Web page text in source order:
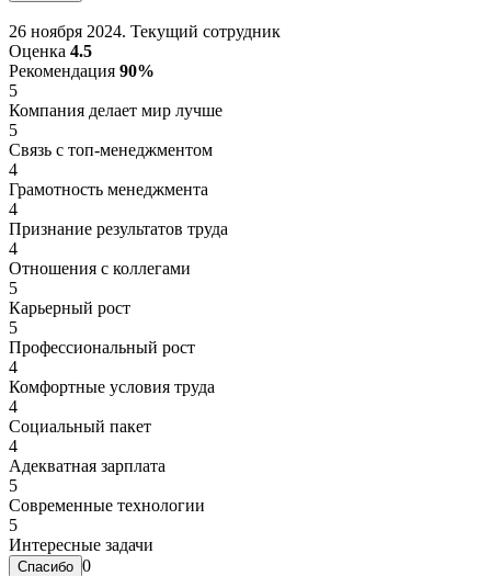
26 ноября 2024. Текущий сотрудник
Оценка 4.5
Рекомендация 90%
5
Компания делает мир лучше
5
Связь с топ-менеджментом
4
Грамотность менеджмента
4
Признание результатов труда
4
Отношения с коллегами
5
Карьерный рост
5
Профессиональный рост
4
Комфортные условия труда
4
Социальный пакет
4
Адекватная зарплата
5
Современные технологии
5
Интересные задачи
0